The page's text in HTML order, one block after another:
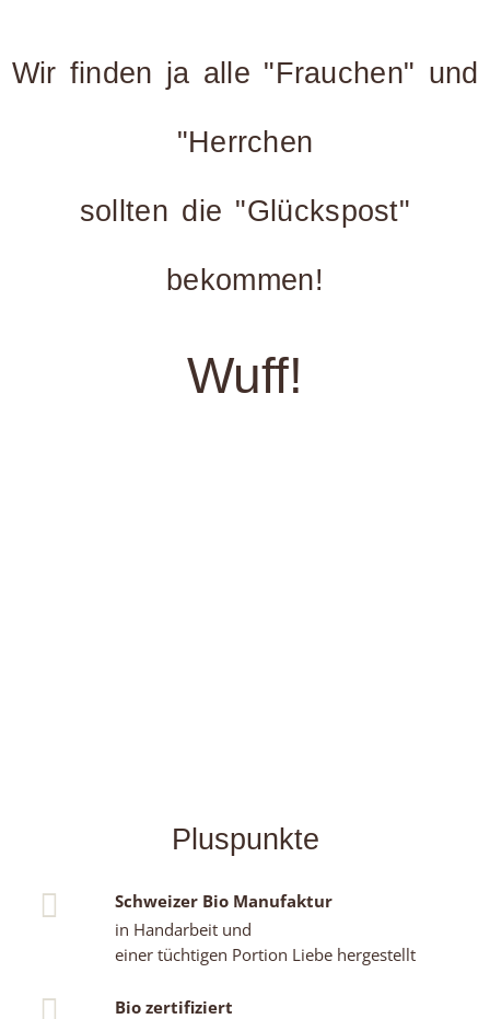
Wir finden ja alle "Frauchen" und
"Herrchen
sollten die "Glückspost"
bekommen!
Wuff!
Pluspunkte
Schweizer Bio Manufaktur
in Handarbeit und
einer tüchtigen Portion Liebe hergestellt
Bio zertifiziert